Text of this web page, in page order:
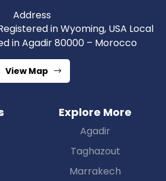
Address
in Wyoming, USA Local
in Agadir 80000 – Morocco
View Map
Explore More
Agadir
Taghazout
Marrakech